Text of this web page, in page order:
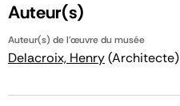
Auteur(s)
Auteur(s) de l'œuvre du musée
Delacroix, Henry(Architecte)